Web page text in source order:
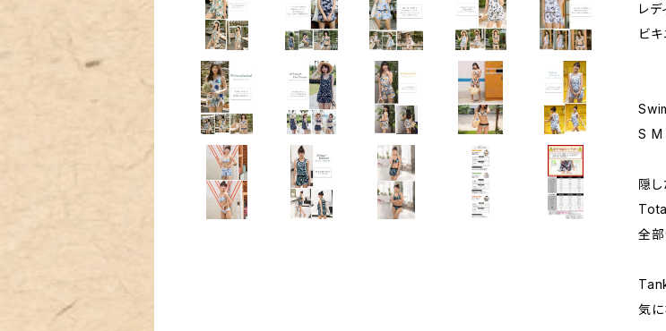
レ
ビ
S M
隠
全
気に